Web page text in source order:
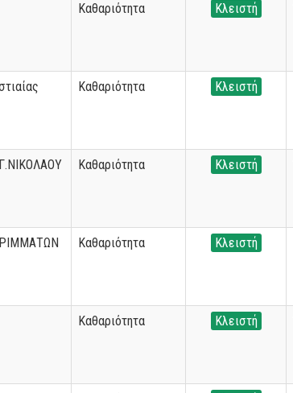
Καθαριότητα Κλειστή
Καθαριότητα Κλειστή
Καθαριότητα Κλειστή
Καθαριότητα Κλειστή
Καθαριότητα Κλειστή